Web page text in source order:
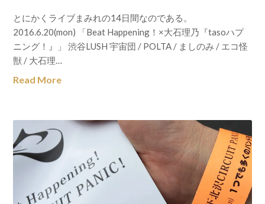
とにかくライブまみれの14日間なのである。
2016.6.20(mon) 「Beat Happening！×大石理乃『tasoハプ
ニング！』」 渋谷LUSH 宇宙団 / POLTA / ましのみ / エコ怪
獣 / 大石理…
Read More